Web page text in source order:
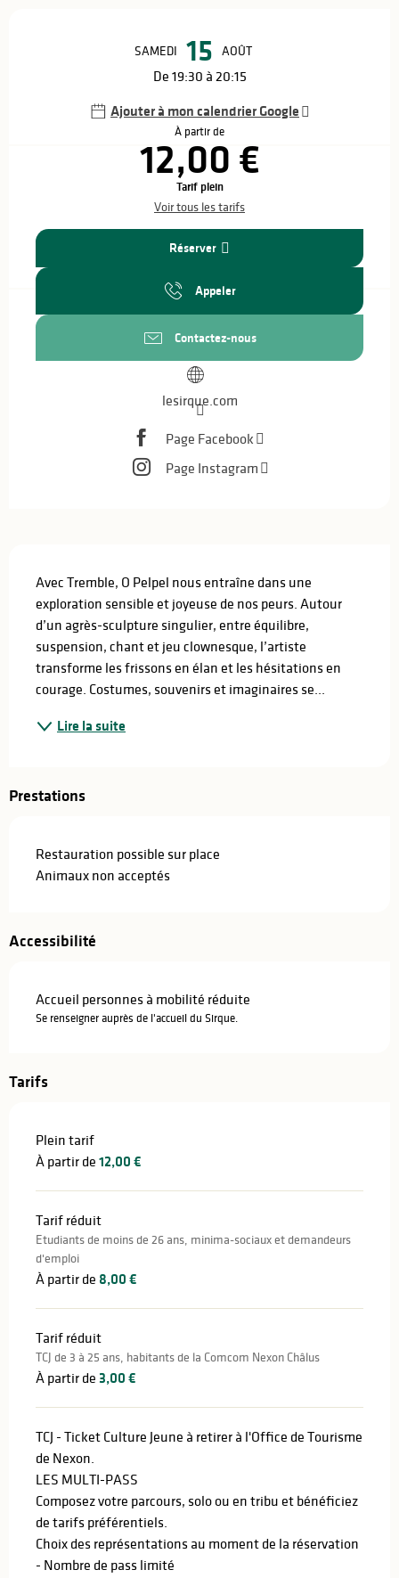
SAMEDI 15 AOÛT
De 19:30 à 20:15
Ajouter à mon calendrier Google
À partir de
12,00 €
Tarif plein
Voir tous les tarifs
Réserver
Appeler
Contactez-nous
lesirque.com
Page Facebook
Page Instagram
Avec Tremble, O Pelpel nous entraîne dans une
exploration sensible et joyeuse de nos peurs. Autour
d’un agrès-sculpture singulier, entre équilibre,
suspension, chant et jeu clownesque, l’artiste
transforme les frissons en élan et les hésitations en
courage. Costumes, souvenirs et imaginaires se...
Lire la suite
Prestations
Restauration possible sur place
Animaux non acceptés
Accessibilité
Accueil personnes à mobilité réduite
Se renseigner auprès de l'accueil du Sirque.
Tarifs
Plein tarif
À partir de 12,00 €
Tarif réduit
Etudiants de moins de 26 ans, minima-sociaux et demandeurs
d'emploi
À partir de 8,00 €
Tarif réduit
TCJ de 3 à 25 ans, habitants de la Comcom Nexon Châlus
À partir de 3,00 €
TCJ - Ticket Culture Jeune à retirer à l'Office de Tourisme
de Nexon.
LES MULTI-PASS
Composez votre parcours, solo ou en tribu et bénéficiez
de tarifs préférentiels.
Choix des représentations au moment de la réservation
- Nombre de pass limité